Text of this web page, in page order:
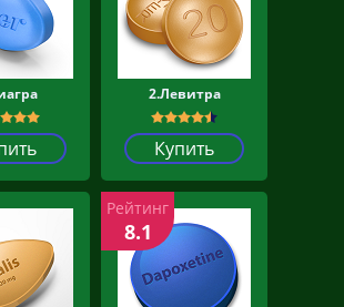
2.Левитра
Купить
Рейтинг
8.1